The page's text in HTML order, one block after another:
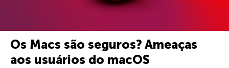
Os Macs são seguros? Ameaças
aos usuários do macOS